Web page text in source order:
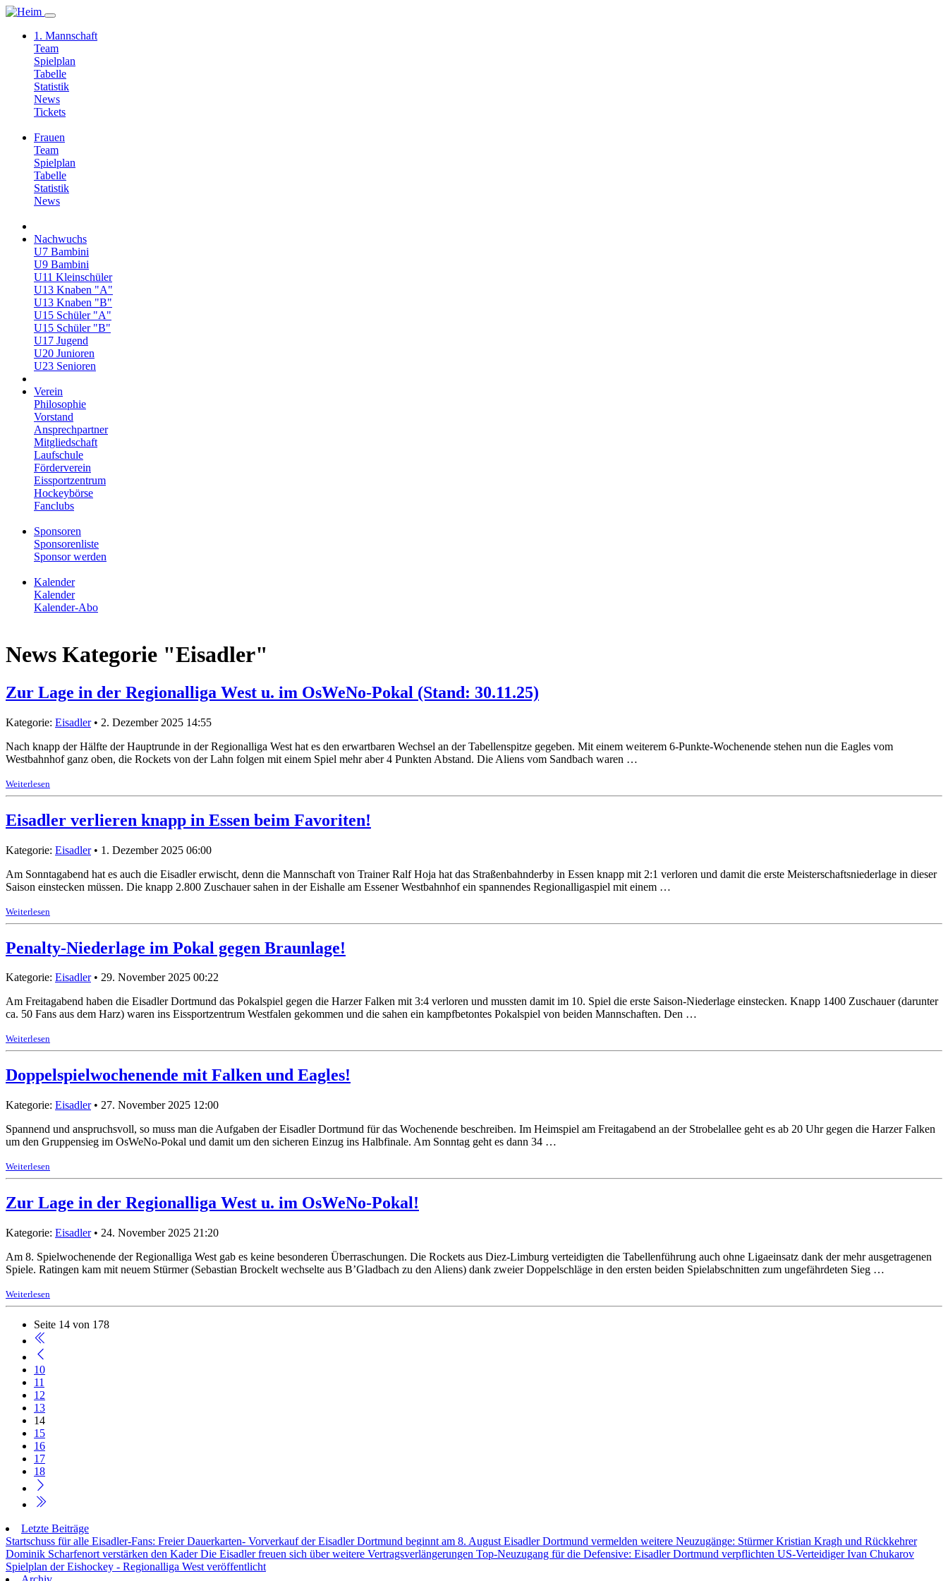
1. Mannschaft
Team
Spielplan
Tabelle
Statistik
News
Tickets
Frauen
Team
Spielplan
Tabelle
Statistik
News
Nachwuchs
U7 Bambini
U9 Bambini
U11 Kleinschüler
U13 Knaben "A"
U13 Knaben "B"
U15 Schüler "A"
U15 Schüler "B"
U17 Jugend
U20 Junioren
U23 Senioren
Verein
Philosophie
Vorstand
Ansprechpartner
Mitgliedschaft
Laufschule
Förderverein
Eissportzentrum
Hockeybörse
Fanclubs
Sponsoren
Sponsorenliste
Sponsor werden
Kalender
Kalender
Kalender-Abo
News Kategorie "Eisadler"
Zur Lage in der Regionalliga West u. im OsWeNo-Pokal (Stand: 30.11.25)
Kategorie: Eisadler• 2. Dezember 2025 14:55
Nach knapp der Hälfte der Hauptrunde in der Regionalliga West hat es den erwartbaren Wechsel an der Tabellenspitze gegeben. Mit einem weiterem 6-Punkte-Wochenende stehen nun die Eagles vom
Westbahnhof ganz oben, die Rockets von der Lahn folgen mit einem Spiel mehr aber 4 Punkten Abstand. Die Aliens vom Sandbach waren …
Weiterlesen
Eisadler verlieren knapp in Essen beim Favoriten!
Kategorie: Eisadler• 1. Dezember 2025 06:00
Am Sonntagabend hat es auch die Eisadler erwischt, denn die Mannschaft von Trainer Ralf Hoja hat das Straßenbahnderby in Essen knapp mit 2:1 verloren und damit die erste Meisterschaftsniederlage in dieser
Saison einstecken müssen. Die knapp 2.800 Zuschauer sahen in der Eishalle am Essener Westbahnhof ein spannendes Regionalligaspiel mit einem …
Weiterlesen
Penalty-Niederlage im Pokal gegen Braunlage!
Kategorie: Eisadler• 29. November 2025 00:22
Am Freitagabend haben die Eisadler Dortmund das Pokalspiel gegen die Harzer Falken mit 3:4 verloren und mussten damit im 10. Spiel die erste Saison-Niederlage einstecken. Knapp 1400 Zuschauer (darunter
ca. 50 Fans aus dem Harz) waren ins Eissportzentrum Westfalen gekommen und die sahen ein kampfbetontes Pokalspiel von beiden Mannschaften. Den …
Weiterlesen
Doppelspielwochenende mit Falken und Eagles!
Kategorie: Eisadler• 27. November 2025 12:00
Spannend und anspruchsvoll, so muss man die Aufgaben der Eisadler Dortmund für das Wochenende beschreiben. Im Heimspiel am Freitagabend an der Strobelallee geht es ab 20 Uhr gegen die Harzer Falken
um den Gruppensieg im OsWeNo-Pokal und damit um den sicheren Einzug ins Halbfinale. Am Sonntag geht es dann 34 …
Weiterlesen
Zur Lage in der Regionalliga West u. im OsWeNo-Pokal!
Kategorie: Eisadler• 24. November 2025 21:20
Am 8. Spielwochenende der Regionalliga West gab es keine besonderen Überraschungen. Die Rockets aus Diez-Limburg verteidigten die Tabellenführung auch ohne Ligaeinsatz dank der mehr ausgetragenen
Spiele. Ratingen kam mit neuem Stürmer (Sebastian Brockelt wechselte aus B’Gladbach zu den Aliens) dank zweier Doppelschläge in den ersten beiden Spielabschnitten zum ungefährdeten Sieg …
Weiterlesen
Seite 14 von 178
10
11
12
13
14
15
16
17
18
Letzte Beiträge
Startschuss für alle Eisadler-Fans: Freier Dauerkarten- Vorverkauf der Eisadler Dortmund beginnt am 8. August Eisadler Dortmund vermelden weitere Neuzugänge: Stürmer Kristian Kragh und Rückkehrer
Dominik Scharfenort verstärken den KaderDie Eisadler freuen sich über weitere Vertragsverlängerungen Top-Neuzugang für die Defensive: Eisadler Dortmund verpflichten US-Verteidiger Ivan Chukarov
Spielplan der Eishockey - Regionalliga West veröffentlicht